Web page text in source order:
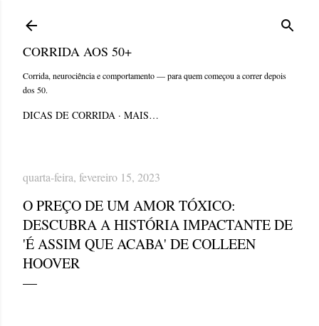
CORRIDA AOS 50+
Corrida, neurociência e comportamento — para quem começou a correr depois
dos 50.
DICAS DE CORRIDA MAIS…
quarta-feira, fevereiro 15, 2023
O PREÇO DE UM AMOR TÓXICO:
DESCUBRA A HISTÓRIA IMPACTANTE DE
'É ASSIM QUE ACABA' DE COLLEEN
HOOVER